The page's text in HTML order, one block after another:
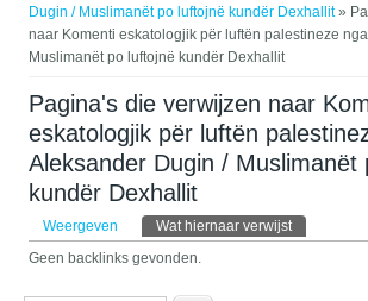
Dugin / Muslimanët po luftojnë kundër Dexhallit»
naar Komenti eskatologjik për luftën palestineze
Muslimanët po luftojnë kundër Dexhallit
Pagina's die verwijzen naar
eskatologjik për luftën
Aleksander Dugin / Muslimanët
kundër Dexhallit
Primaire tabs
Weergeven Wat hiernaar verwijst(actieve
Geen backlinks gevonden.